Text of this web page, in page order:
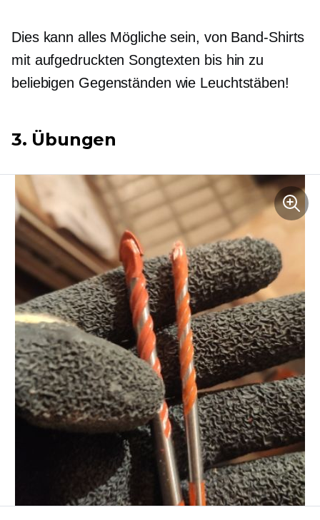
Dies kann alles Mögliche sein, von Band-Shirts
mit aufgedruckten Songtexten bis hin zu
beliebigen Gegenständen wie Leuchtstäben!
3. Übungen